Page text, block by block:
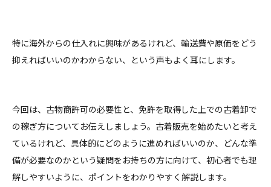
特に海外からの仕入れに興味があるけれど、輸送費や原価をどう
抑えればいいのかわからない、という声もよく耳にします。
今回は、古物商許可の必要性と、免許を取得した上での古着卸で
の稼ぎ方についてお伝えしましょう。古着販売を始めたいと考え
ているけれど、具体的にどのように進めればいいのか、どんな準
備が必要なのかという疑問をお持ちの方に向けて、初心者でも理
解しやすいように、ポイントをわかりやすく解説します。